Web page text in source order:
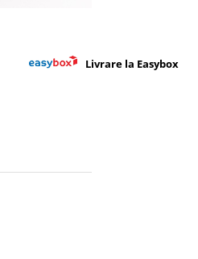
Livrare la Easybox